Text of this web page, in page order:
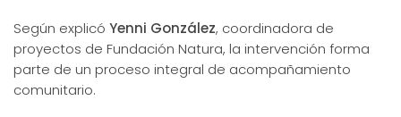
Según explicó Yenni González, coordinadora de
proyectos de Fundación Natura, la intervención forma
parte de un proceso integral de acompañamiento
comunitario.